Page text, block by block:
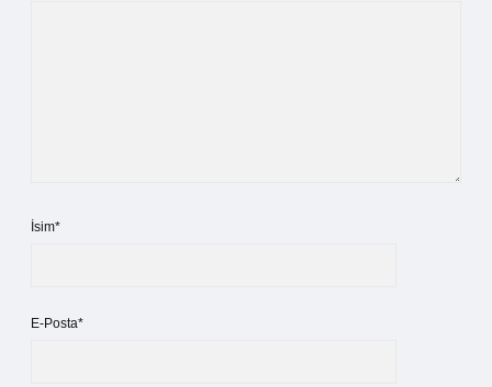
İsim*
E-Posta*